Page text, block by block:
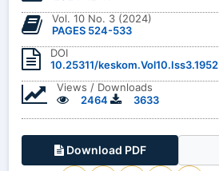
Vol. 10 No. 3 (2024)
PAGES 524-533
DOI
10.25311/keskom.Vol10.Iss3.1952
Views / Downloads
2464
3633
Download PDF